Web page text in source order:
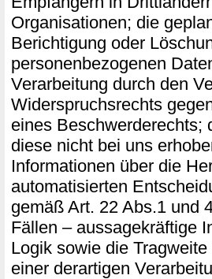
Organisationen; die
Berichtigung oder
personenbezogenen
Verarbeitung durch den
Widerspruchsrechts
eines Beschwerderechts;
diese nicht bei uns
Informationen über die
automatisierten
gemäß Art. 22 Abs.1 und
Fällen – aussagekräftige
Logik sowie die
einer derartigen